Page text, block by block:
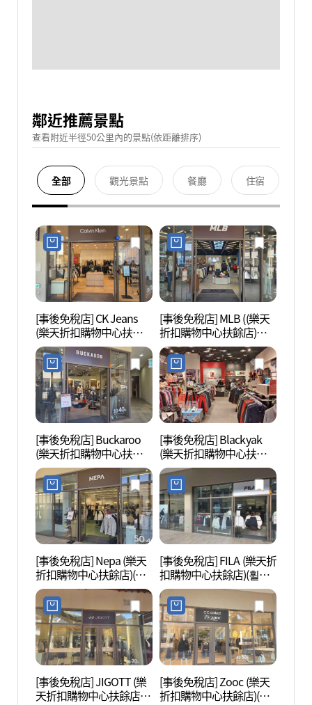
鄰近推薦景點
查看附近半徑50公里內的景點(依距離排序)
全部 觀光景點 餐廳 住宿
[事後免稅店] CK Jeans
(樂天折扣購物中心扶餘
店)(캘빈클라인진 롯데아
울렛 부여점)
[事後免稅店] MLB ((樂天
折扣購物中心扶餘店)
(MLB 롯데아울렛 부여점)
[事後免稅店] Buckaroo
(樂天折扣購物中心扶餘
店)(버커루 롯데아울렛 부
여점)
[事後免稅店] Blackyak
(樂天折扣購物中心扶餘
店)(블랙야크 롯데아울렛
부여점)
[事後免稅店] Nepa (樂天
折扣購物中心扶餘店)(네
파 롯데아울렛 부여점)
[事後免稅店] FILA (樂天折
扣購物中心扶餘店)(휠라
롯데아울렛 부여점)
[事後免稅店] JIGOTT (樂
天折扣購物中心扶餘店)
[事後免稅店] Zooc (樂天
折扣購物中心扶餘店)(주